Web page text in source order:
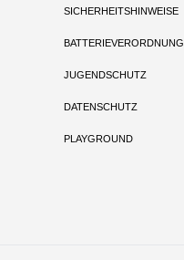
SICHERHEITSHINWEISE
BATTERIEVERORDNUNG
JUGENDSCHUTZ
DATENSCHUTZ
PLAYGROUND